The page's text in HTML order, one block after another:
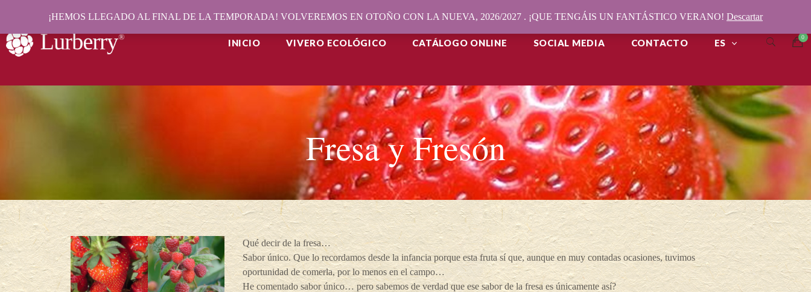
INICIO VIVERO ECOLÓGICO CATÁLOGO ONLINE SOCIAL MEDIA CONTACTO ES
Fresa y Fresón
Qué decir de la fresa…
Sabor único. Que lo recordamos desde la infancia porque esta fruta sí que, aunque en muy contadas ocasiones, tuvimos
oportunidad de comerla, por lo menos en el campo…
He comentado sabor único… pero sabemos de verdad que ese sabor de la fresa es únicamente así?
¡HEMOS LLEGADO AL FINAL DE LA TEMPORADA! VOLVEREMOS EN OTOÑO CON LA NUEVA, 2026/2027 . ¡QUE TENGÁIS UN FANTÁSTICO VERANO! Descartar